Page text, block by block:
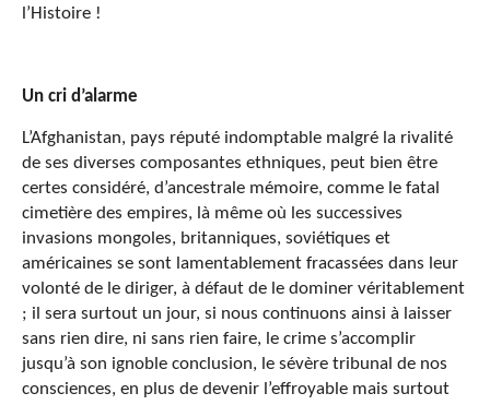
l’Histoire !
Un cri d’alarme
L’Afghanistan, pays réputé indomptable malgré la rivalité
de ses diverses composantes ethniques, peut bien être
certes considéré, d’ancestrale mémoire, comme le fatal
cimetière des empires, là même où les successives
invasions mongoles, britanniques, soviétiques et
américaines se sont lamentablement fracassées dans leur
volonté de le diriger, à défaut de le dominer véritablement
; il sera surtout un jour, si nous continuons ainsi à laisser
sans rien dire, ni sans rien faire, le crime s’accomplir
jusqu’à son ignoble conclusion, le sévère tribunal de nos
consciences, en plus de devenir l’effroyable mais surtout